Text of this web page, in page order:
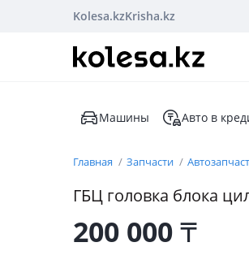
Kolesa.kzKrisha.kz
Машины Авто в
Главная Запчасти
ГБЦ головка блока
200 000₸